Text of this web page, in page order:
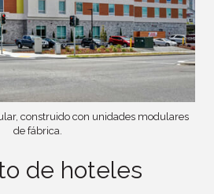
construido con unidades modulares
de fábrica.
de hoteles